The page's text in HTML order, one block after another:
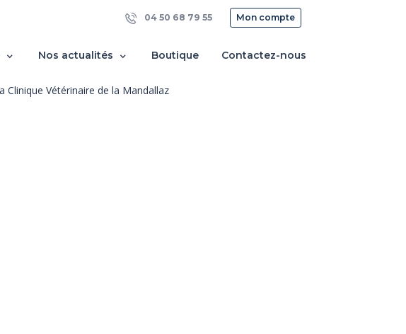
Nos actualités Boutique Contactez-nous
04 50 68 79 55 Mon compte